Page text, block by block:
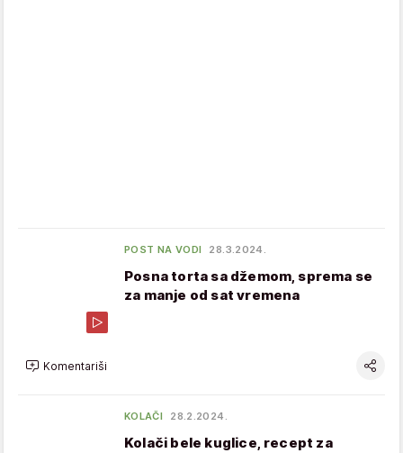
POST NA VODI 28.3.2024.
Posna torta sa džemom, sprema se
za manje od sat vremena
Komentariši
KOLAČI 28.2.2024.
Kolači bele kuglice, recept za